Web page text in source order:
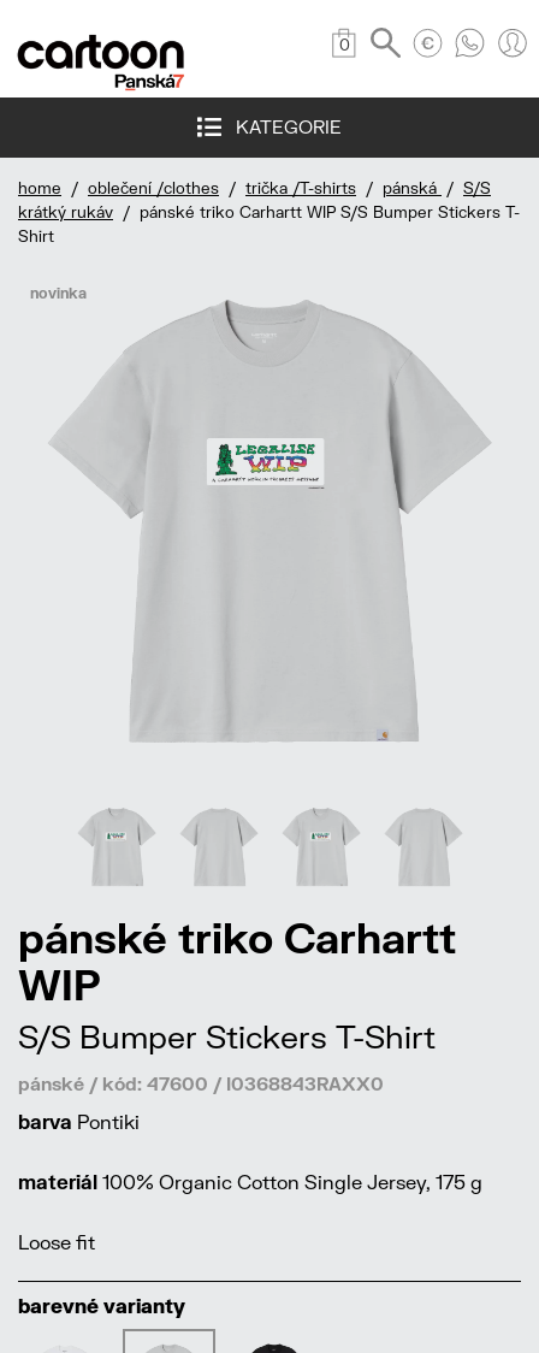
0
KATEGORIE
home / oblečení /clothes / trička /T-shirts / pánská / S/S
krátký rukáv / pánské triko Carhartt WIP S/S Bumper Stickers T-
Shirt
novinka
pánské triko Carhartt
WIP
S/S Bumper Stickers T-Shirt
pánské / kód: 47600 / I0368843RAXX0
barva Pontiki
materiál 100% Organic Cotton Single Jersey, 175 g
Loose fit
barevné varianty